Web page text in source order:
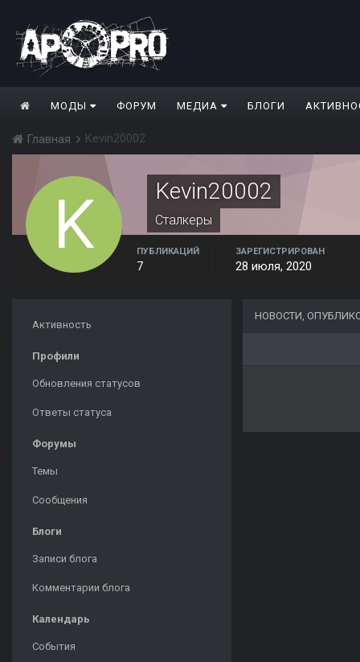
МОДЫ ФОРУМ МЕДИА БЛОГИ
Главная Kevin20002
Kevin20002
Сталкеры
ПУБЛИКАЦИЙ
7
ЗАРЕГИСТРИРОВАН
28 июля, 2020
Активность
Профили
Обновления статусов
Ответы статуса
Форумы
Темы
Сообщения
Блоги
Записи блога
Комментарии блога
Календарь
События
НОВОСТИ,